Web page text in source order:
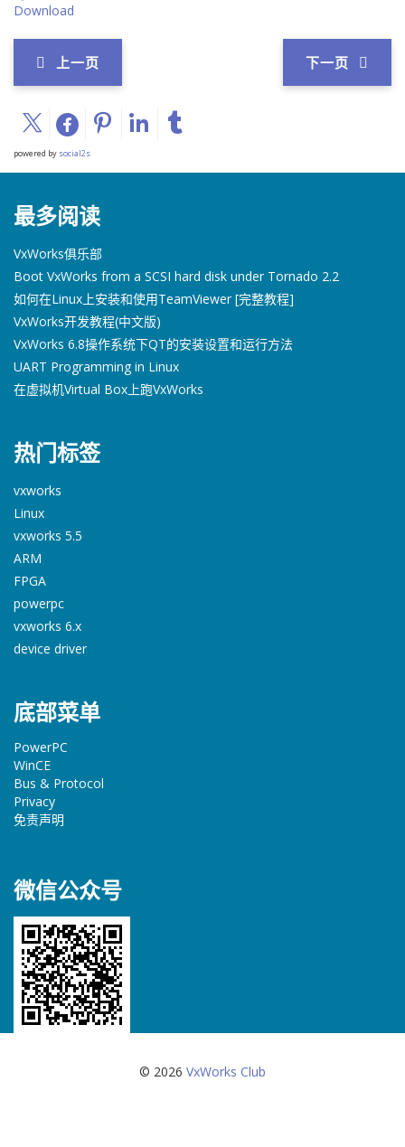
Download
上一页 下一页
powered by social2s
最多阅读
VxWorks俱乐部
Boot VxWorks from a SCSI hard disk under Tornado 2.2
如何在Linux上安装和使用TeamViewer [完整教程]
VxWorks开发教程(中文版)
VxWorks 6.8操作系统下QT的安装设置和运行方法
UART Programming in Linux
在虚拟机Virtual Box上跑VxWorks
热门标签
vxworks
Linux
vxworks 5.5
ARM
FPGA
powerpc
vxworks 6.x
device driver
底部菜单
PowerPC
WinCE
Bus & Protocol
Privacy
免责声明
微信公众号
© 2026 VxWorks Club